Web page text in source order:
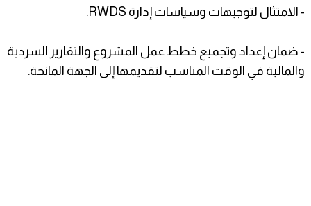
- الامتثال لتوجيهات وسياسات إدارة RWDS.
- ضمان إعداد وتجميع خطط عمل المشروع والتقارير السردية
والمالية في الوقت المناسب لتقديمها إلى الجهة المانحة.